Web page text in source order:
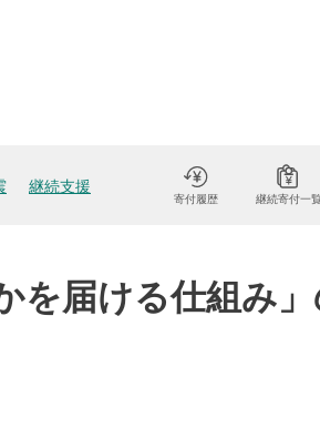
継続支援
寄付履歴 継続寄付一覧
を届ける仕組み